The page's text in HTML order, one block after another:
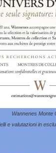
Wannenes Monte
e valutazioni in